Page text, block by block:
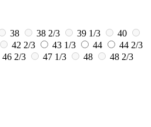
38 38 2/3 39 1/3
40
42 2/3 43 1/3 44
44 2/3
46 2/3 47 1/3 48
48 2/3